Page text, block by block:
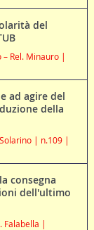
del
Rel. Minauro |
ad agire del
della
| n.109 |
consegna
dell'ultimo
Falabella |